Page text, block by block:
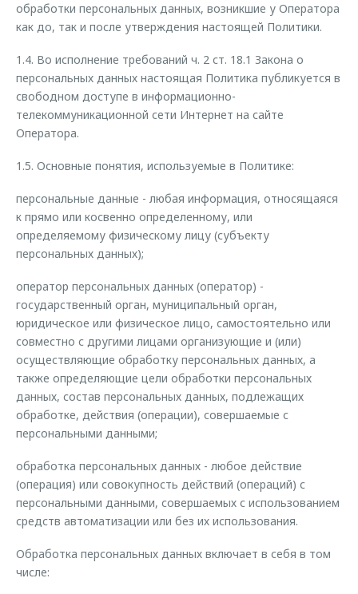
Трейд-ин
Калькулятор трейд-ин
Одежда и сувениры
Оригинальные аксессуары
Запчасти
обработки персональных данных, возникшие у Оператора
как до, так и после утверждения настоящей Политики.
1.4. Во исполнение требований ч. 2 ст. 18.1 Закона о
персональных данных настоящая Политика публикуется в
свободном доступе в информационно-
телекоммуникационной сети Интернет на сайте
Оператора.
1.5. Основные понятия, используемые в Политике:
персональные данные - любая информация, относящаяся
к прямо или косвенно определенному, или
определяемому физическому лицу (субъекту
персональных данных);
оператор персональных данных (оператор) -
государственный орган, муниципальный орган,
юридическое или физическое лицо, самостоятельно или
совместно с другими лицами организующие и (или)
осуществляющие обработку персональных данных, а
также определяющие цели обработки персональных
данных, состав персональных данных, подлежащих
обработке, действия (операции), совершаемые с
персональными данными;
обработка персональных данных - любое действие
(операция) или совокупность действий (операций) с
персональными данными, совершаемых с использованием
средств автоматизации или без их использования.
Обработка персональных данных включает в себя в том
числе: